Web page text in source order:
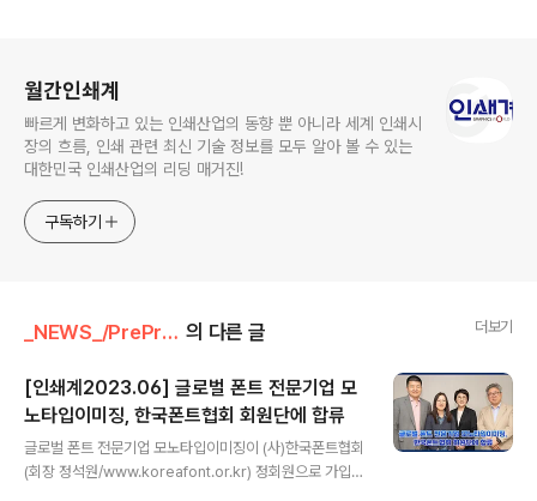
월간인쇄계
빠르게 변화하고 있는 인쇄산업의 동향 뿐 아니라 세계 인쇄시
장의 흐름, 인쇄 관련 최신 기술 정보를 모두 알아 볼 수 있는
대한민국 인쇄산업의 리딩 매거진!
구독하기
_NEWS_/PrePress 의 다른 글 더보기
[인쇄계2023.06] 글로벌 폰트 전문기업 모
노타입이미징, 한국폰트협회 회원단에 합류
글로벌 폰트 전문기업 모노타입이미징이 (사)한국폰트협회
(회장 정석원/www.koreafont.or.kr) 정회원으로 가입하